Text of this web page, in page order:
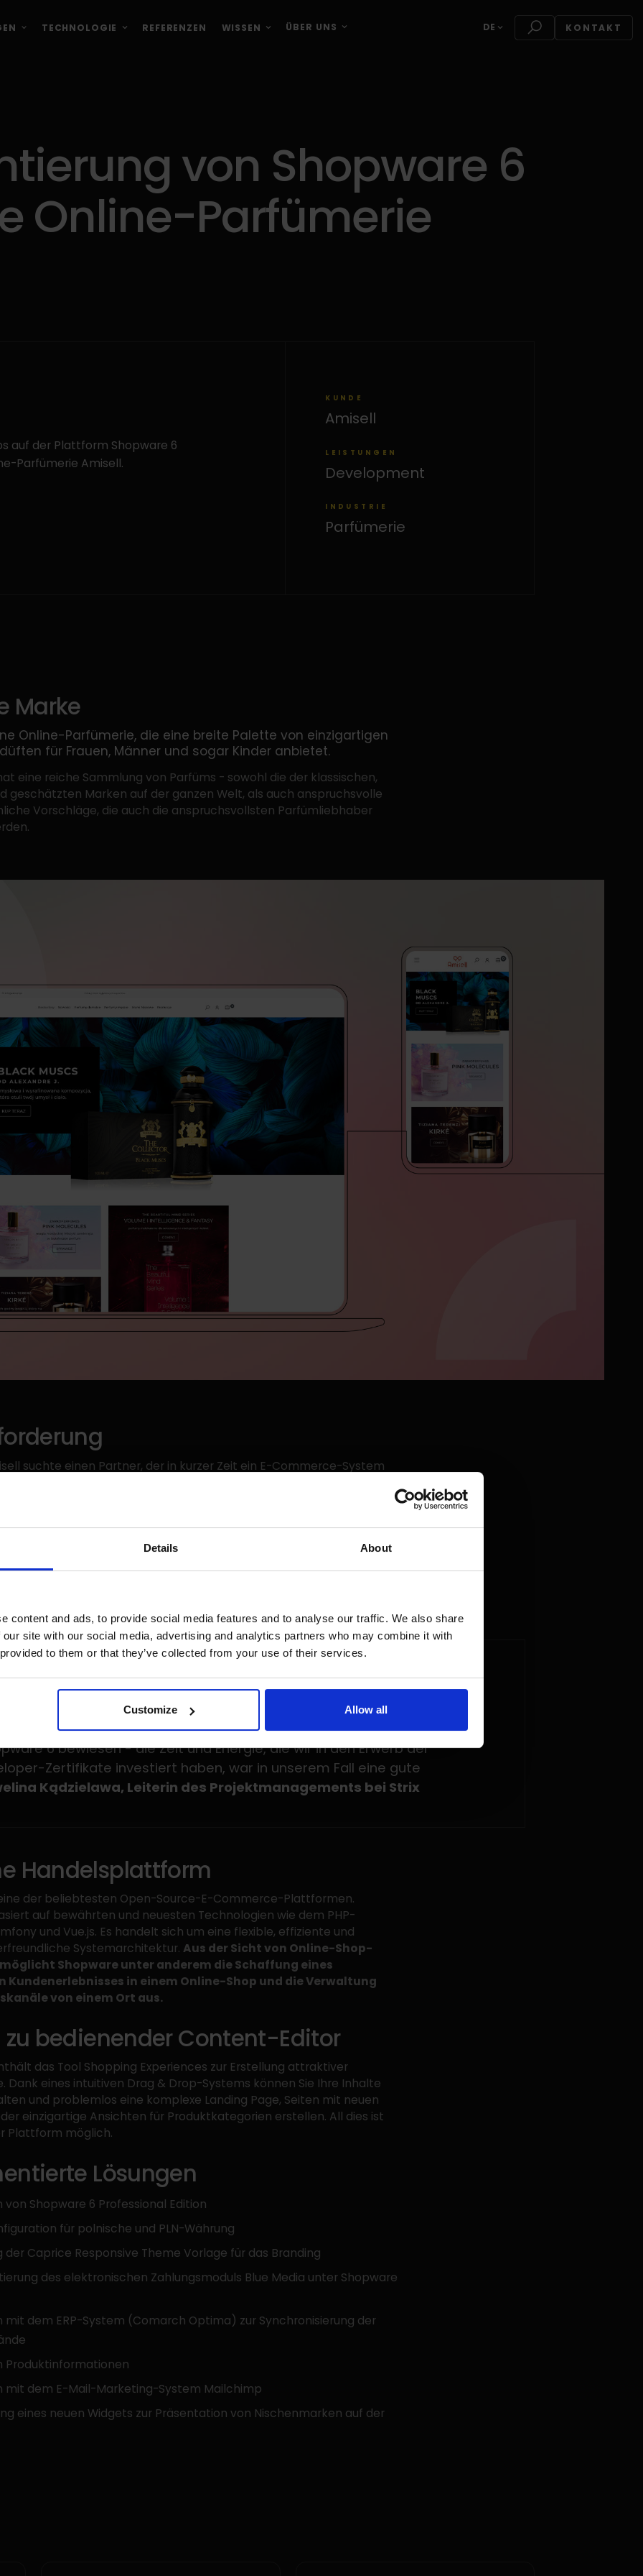
Details About
content and ads, to provide social media features and to analyse our traffic. We also share
site with our social media, advertising and analytics partners who may combine it with
to them or that they’ve collected from your use of their services.
Customize Allow all
TECHNOLOGIE REFERENZEN WISSEN ÜBER UNS DE KONTAKT
von Shopware 6
Online-Parfümerie
auf der Plattform Shopware 6
Parfümerie Amisell.
KUNDE
Amisell
LEISTUNGEN
Development
INDUSTRIE
Parfümerie
Marke
Online-Parfümerie, die eine breite Palette von einzigartigen
für Frauen, Männer und sogar Kinder anbietet.
eine reiche Sammlung von Parfüms - sowohl die der klassischen,
geschätzten Marken auf der ganzen Welt, als auch anspruchsvolle
Vorschläge, die auch die anspruchsvollsten Parfümliebhaber
suchte einen Partner, der in kurzer Zeit ein E-Commerce-System
Wir empfahlen unserem Kunden die Shopware 6-Plattform, die sich
und Freiheit bei der Entwicklung des Online-Shops auszeichnet und
außergewöhnliches Einkaufserlebnis ermöglicht.
des Projekts war sowohl für das Team als auch für das gesamte
große Herausforderung. Unsere Entwickler haben jedoch ein großes
6 bewiesen - die Zeit und Energie, die wir in den Erwerb der
Zertifikate investiert haben, war in unserem Fall eine gute
Kądzielawa, Leiterin des Projektmanagements bei Strix
Handelsplattform
der beliebtesten Open-Source-E-Commerce-Plattformen.
auf bewährten und neuesten Technologien wie dem PHP-
und Vue.js. Es handelt sich um eine flexible, effiziente und
Systemarchitektur. Aus der Sicht von Online-Shop-
Shopware unter anderem die Schaffung eines
Kundenerlebnisses in einem Online-Shop und die Verwaltung
von einem Ort aus.
zu bedienender Content-Editor
das Tool Shopping Experiences zur Erstellung attraktiver
Dank eines intuitiven Drag & Drop-Systems können Sie Ihre Inhalte
und problemlos eine komplexe Landing Page, Seiten mit neuen
einzigartige Ansichten für Produktkategorien erstellen. All dies ist
Plattform möglich.
Lösungen
von Shopware 6 Professional Edition
für polnische und PLN-Währung
der Caprice Responsive Theme Vorlage für das Branding
des elektronischen Zahlungsmoduls Blue Media unter Shopware
mit dem ERP-System (Comarch Optima) zur Synchronisierung der
Produktinformationen
mit dem E-Mail-Marketing-System Mailchimp
eines neuen Widgets zur Präsentation von Nischenmarken auf der